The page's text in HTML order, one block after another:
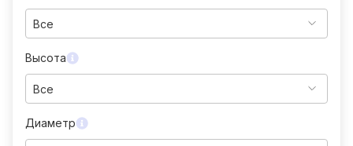
Все
Высота
Все
Диаметр